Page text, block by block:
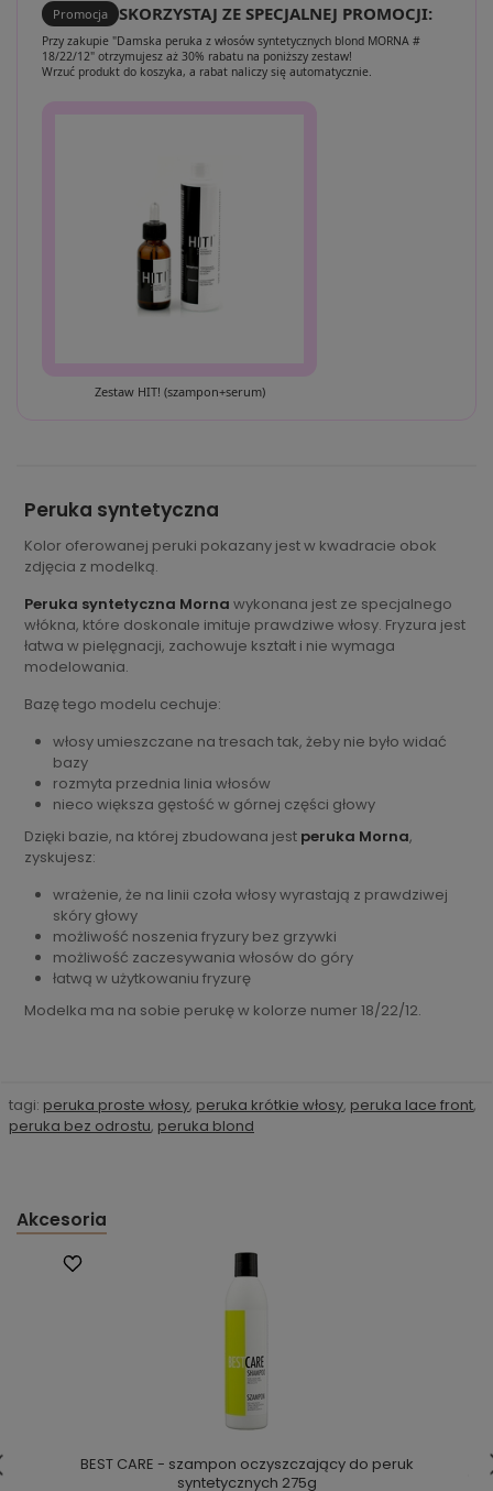
Promocja SKORZYSTAJ ZE SPECJALNEJ PROMOCJI:
Przy zakupie "Damska peruka z włosów syntetycznych blond MORNA #
18/22/12" otrzymujesz aż 30% rabatu na poniższy zestaw!
Wrzuć produkt do koszyka, a rabat naliczy się automatycznie.
Zestaw HIT! (szampon+serum)
Peruka syntetyczna
Kolor oferowanej peruki pokazany jest w kwadracie obok
zdjęcia z modelką.
Peruka syntetyczna Morna wykonana jest ze specjalnego
włókna, które doskonale imituje prawdziwe włosy. Fryzura jest
łatwa w pielęgnacji, zachowuje kształt i nie wymaga
modelowania.
Bazę tego modelu cechuje:
włosy umieszczane na tresach tak, żeby nie było widać
bazy
rozmyta przednia linia włosów
nieco większa gęstość w górnej części głowy
Dzięki bazie, na której zbudowana jest peruka Morna,
zyskujesz:
wrażenie, że na linii czoła włosy wyrastają z prawdziwej
skóry głowy
możliwość noszenia fryzury bez grzywki
możliwość zaczesywania włosów do góry
łatwą w użytkowaniu fryzurę
Modelka ma na sobie perukę w kolorze numer 18/22/12.
tagi: peruka proste włosy, peruka krótkie włosy, peruka lace front,
peruka bez odrostu, peruka blond
Akcesoria
BEST CARE - szampon oczyszczający do peruk
syntetycznych 275g